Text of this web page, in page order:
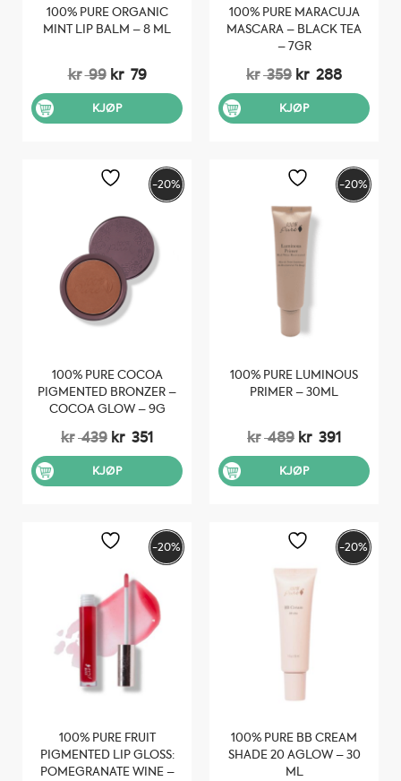
100% PURE ORGANIC
MINT LIP BALM – 8 ML
kr99 Opprinnelig
pris
var:
kr 99.
kr 79Nåværende
pris
kr 79.
KJØP
100% PURE MARACUJA
MASCARA – BLACK TEA
– 7GR
kr359 Opprinnelig
pris
var:
kr 359.
kr 288
pris
kr 288.
KJØP
-20%
100% PURE COCOA
PIGMENTED BRONZER –
COCOA GLOW – 9G
kr439 Opprinnelig
pris
var:
kr 439.
kr 351Nåværende
pris
kr 351.
KJØP
-20%
100% PURE LUMINOUS
PRIMER – 30ML
kr489 Opprinnelig
pris
var:
kr 489.
kr 391
pris
kr 391.
KJØP
-20%
100% PURE FRUIT
PIGMENTED LIP GLOSS:
POMEGRANATE WINE –
-20%
100% PURE BB CREAM
SHADE 20 AGLOW – 30
ML